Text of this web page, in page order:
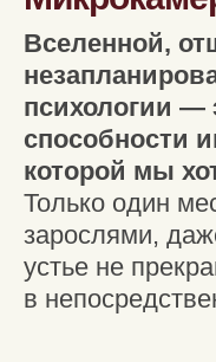
Вселенной,
психологии —
способности
которой мы
Только один
зарослями,
устье не
в